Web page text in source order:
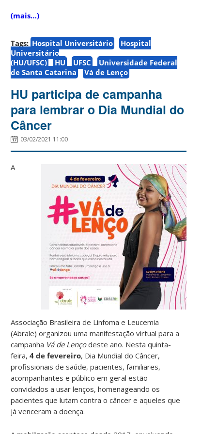
(mais…)
Tags: Hospital Universitário
Hospital
Universitário
(HU/UFSC)
HU UFSC
Universidade Federal
de Santa Catarina
Vá de Lenço
HU participa de campanha
para lembrar o Dia Mundial do
Câncer
03/02/2021 11:00
A
Associação Brasileira de Linfoma e Leucemia
(Abrale) organizou uma manifestação virtual para a
campanha Vá de Lençodeste ano. Nesta quinta-
feira,4 de fevereiro, Dia Mundial do Câncer,
profissionais de saúde, pacientes, familiares,
acompanhantes e público em geral estão
convidados a usar lenços, homenageando os
pacientes que lutam contra o câncer e aqueles que
já venceram a doença.